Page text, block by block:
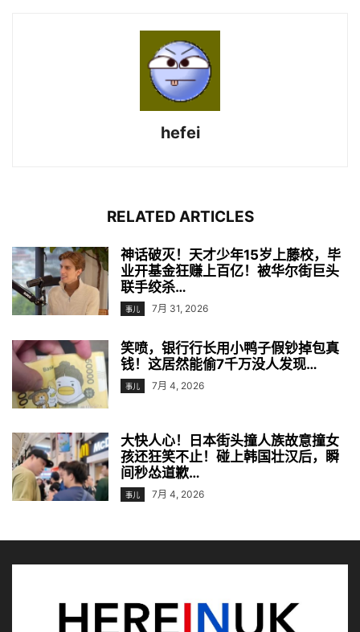
hefei
RELATED ARTICLES
神话破灭！天才少年15岁上藤校，毕
业开基金狂赚上百亿！被华尔街巨头
联手绞杀…
事儿 7月 31, 2026
笑喷，银行行长用小鸭子假钞掉包真
钱！这居然能偷7千万没人发现…
事儿 7月 4, 2026
大快人心！日本街头撞人族故意撞女
孩还狂笑不止！碰上韩国壮汉后，瞬
间秒怂道歉…
事儿 7月 4, 2026